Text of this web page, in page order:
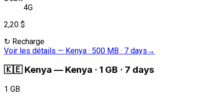
4G
2,20 $
↻ Recharge
Voir les détails — Kenya · 500 MB · 7 days →
🇰🇪 Kenya — Kenya · 1 GB · 7 days
1 GB